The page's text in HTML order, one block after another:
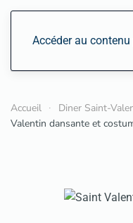
Accéder au
Accueil Diner Saint-
Valentin dansante et